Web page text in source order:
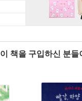
이 책을 구입하신 분